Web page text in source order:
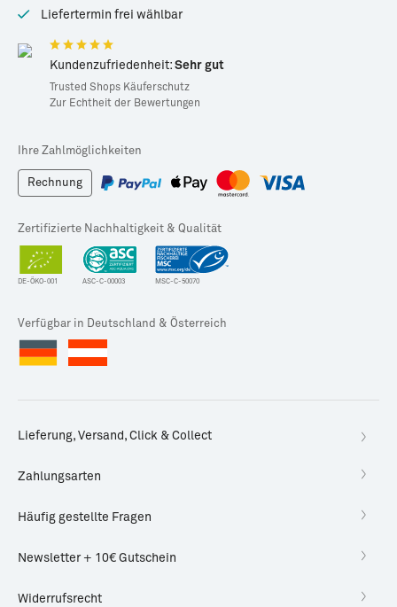
Liefertermin frei wählbar
Kundenzufriedenheit: Sehr gut
Trusted Shops Käuferschutz
Zur Echtheit der Bewertungen
Ihre Zahlmöglichkeiten
Rechnung
Zertifizierte Nachhaltigkeit & Qualität
DE-ÖKO-001 ASC-C-00003 MSC-C-50070
Verfügbar in Deutschland & Österreich
Lieferung, Versand, Click & Collect
Zahlungsarten
Häufig gestellte Fragen
Newsletter + 10€ Gutschein
Widerrufsrecht